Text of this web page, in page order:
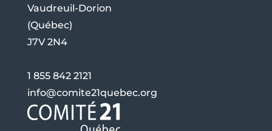
Vaudreuil-Dorion
(Québec)
J7V 2N4
1 855 842 2121
info@comite21quebec.org